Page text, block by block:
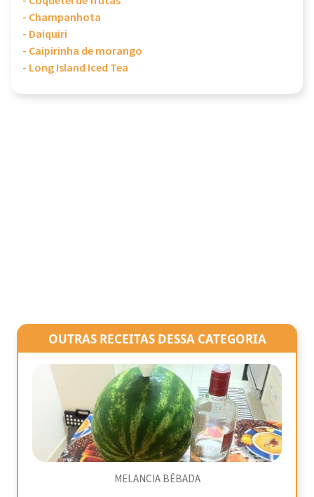
- Champanhota
- Daiquiri
- Caipirinha de morango
- Long Island Iced Tea
OUTRAS RECEITAS DESSA CATEGORIA
MELANCIA BÊBADA